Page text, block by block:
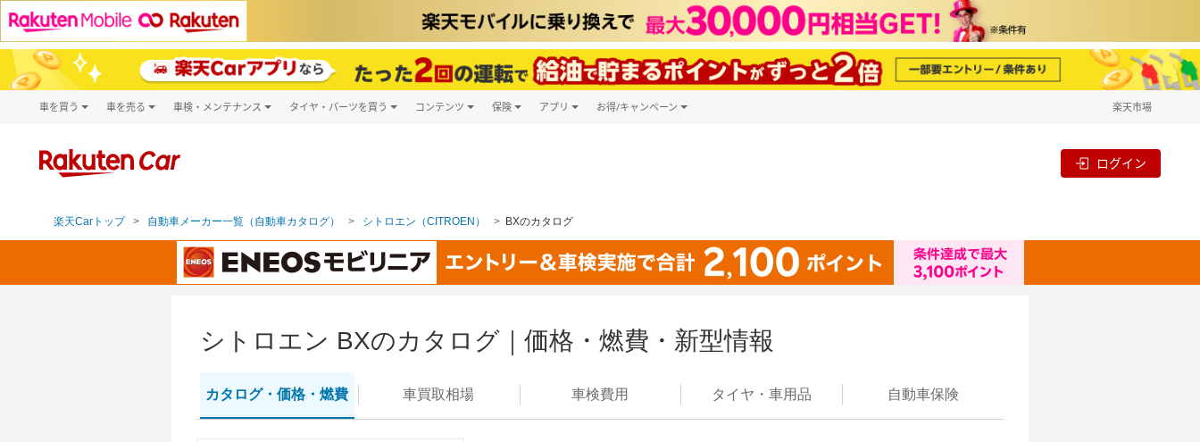
車を買う
新車
車を売る 車検・メンテナンス タイヤ・パーツを買う コンテンツ 保険 アプリ お得/キャンペーン 楽天市場
ログイン
楽天Carトップ 自動車メーカー一覧（自動車カタログ） シトロエン（CITROEN） BXのカタログ
シトロエン BXのカタログ｜価格・燃費・新型情報
カタログ・価格・燃費 車買取相場 車検費用 タイヤ・ 車用品 自動車保険